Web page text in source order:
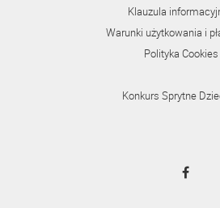
Klauzula
Warunki użytkowania i
Polityka Cookies
Konkurs Sprytne